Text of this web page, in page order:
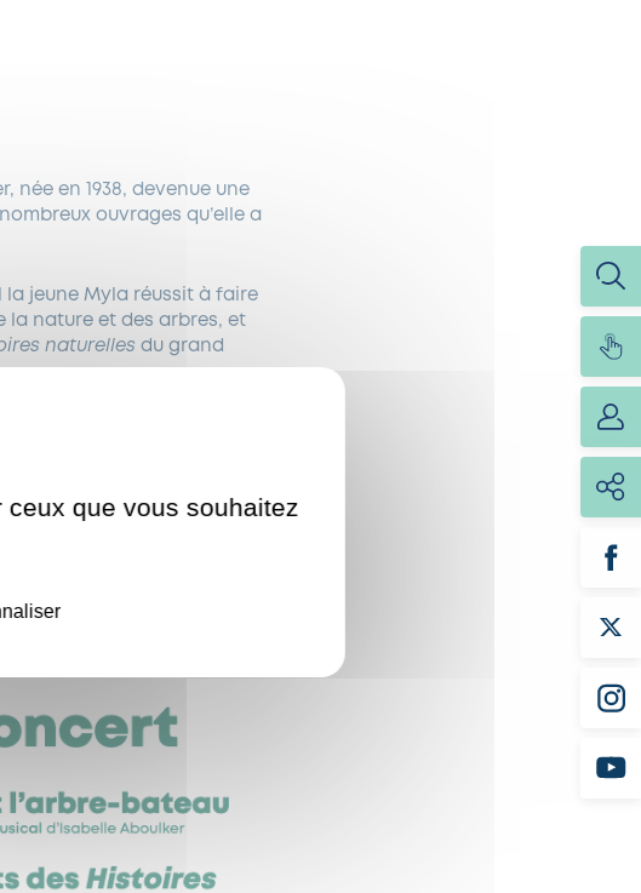
née en 1938, devenue une
ouvrages qu’elle a
la jeune Myla réussit à faire
la nature et des arbres, et
naturelles du grand
films du Studio Ghibli,
que vous souhaitez